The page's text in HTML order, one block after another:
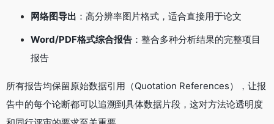
网络图导出 ：高分辨率图片格式，适合直接用于论文
Word/PDF格式综合报告 ：整合多种分析结果的完整项目
报告
所有报告均保留原始数据引用（Quotation References），让报
告中的每个论断都可以追溯到具体数据片段，这对方法论透明度